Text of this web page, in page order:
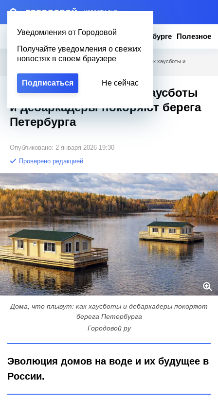
– НОВОСТИ ДНЯ
Уведомления от Городовой
Получайте уведомления о свежих
новостях в своем браузере
Подписаться Не сейчас
Новости Эксклюзив Вопросы о Петербурге Полезное
Городовой Новости Петербурга / Дома, что плывут: как хаусботы и
Дома, что плывут: как хаусботы
и дебаркадеры покоряют берега
Петербурга
Опубликовано: 2 января 2026 19:30
Проверено редакцией
Дома, что плывут: как хаусботы и дебаркадеры покоряют
берега Петербурга
Городовой ру
Эволюция домов на воде и их будущее в
России.